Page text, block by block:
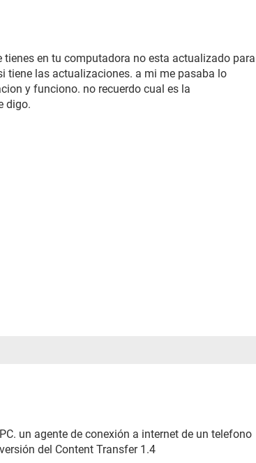
tienes en tu computadora no esta actualizado para
tiene las actualizaciones. a mi me pasaba lo
y funciono. no recuerdo cual es la
digo.
un agente de conexión a internet de un telefono
del Content Transfer 1.4